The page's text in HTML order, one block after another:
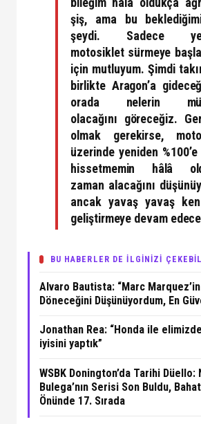
şiş, ama bu
şeydi. Sadece
motosiklet sürmeye
için mutluyum. Şimdi
birlikte Aragon’a
orada nelerin
olacağını göreceğiz.
olmak gerekirse,
üzerinde yeniden %100’e
hissetmemin hâlâ
zaman alacağını
ancak yavaş yavaş
geliştirmeye devam
BU HABERLER DE İLGİNİZİ
Alvaro Bautista: “Marc Marquez’in
Döneceğini Düşünüyordum, En
Jonathan Rea: “Honda ile
iyisini yaptık”
WSBK Donington’da Tarihi Düello:
Bulega’nın Serisi Son Buldu,
Önünde 17. Sırada